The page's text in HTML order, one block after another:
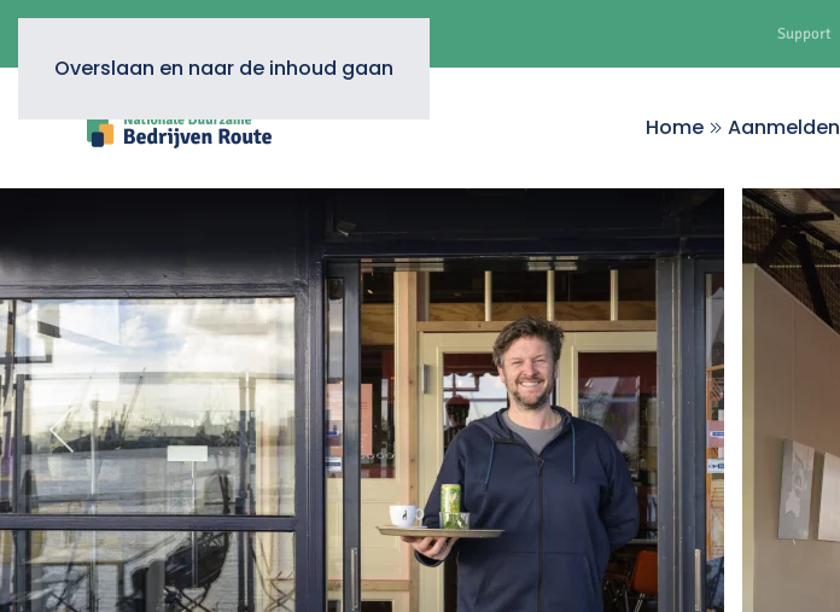
Overslaan en naar de inhoud gaan
Support
Home Aanmelden